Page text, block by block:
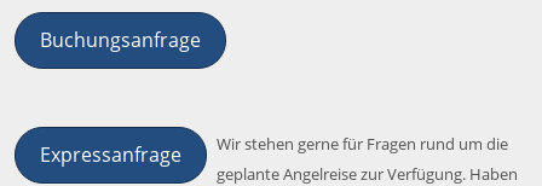
Buchungsanfrage
Expressanfrage
Wir stehen gerne für Fragen rund um die
geplante Angelreise zur Verfügung. Haben